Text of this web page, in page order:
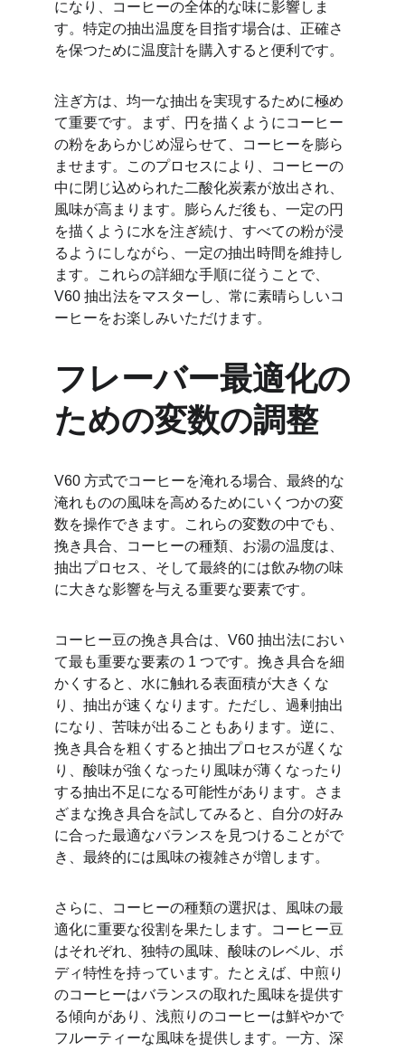
になり、コーヒーの全体的な味に影響しま
す。特定の抽出温度を目指す場合は、正確さ
を保つために温度計を購入すると便利です。
注ぎ方は、均一な抽出を実現するために極め
て重要です。まず、円を描くようにコーヒー
の粉をあらかじめ湿らせて、コーヒーを膨ら
ませます。このプロセスにより、コーヒーの
中に閉じ込められた二酸化炭素が放出され、
風味が高まります。膨らんだ後も、一定の円
を描くように水を注ぎ続け、すべての粉が浸
るようにしながら、一定の抽出時間を維持し
ます。これらの詳細な手順に従うことで、
V60 抽出法をマスターし、常に素晴らしいコ
ーヒーをお楽しみいただけます。
フレーバー最適化の
ための変数の調整
V60 方式でコーヒーを淹れる場合、最終的な
淹れものの風味を高めるためにいくつかの変
数を操作できます。これらの変数の中でも、
挽き具合、コーヒーの種類、お湯の温度は、
抽出プロセス、そして最終的には飲み物の味
に大きな影響を与える重要な要素です。
コーヒー豆の挽き具合は、V60 抽出法におい
て最も重要な要素の 1 つです。挽き具合を細
かくすると、水に触れる表面積が大きくな
り、抽出が速くなります。ただし、過剰抽出
になり、苦味が出ることもあります。逆に、
挽き具合を粗くすると抽出プロセスが遅くな
り、酸味が強くなったり風味が薄くなったり
する抽出不足になる可能性があります。さま
ざまな挽き具合を試してみると、自分の好み
に合った最適なバランスを見つけることがで
き、最終的には風味の複雑さが増します。
さらに、コーヒーの種類の選択は、風味の最
適化に重要な役割を果たします。コーヒー豆
はそれぞれ、独特の風味、酸味のレベル、ボ
ディ特性を持っています。たとえば、中煎り
のコーヒーはバランスの取れた風味を提供す
る傾向があり、浅煎りのコーヒーは鮮やかで
フルーティーな風味を提供します。一方、深